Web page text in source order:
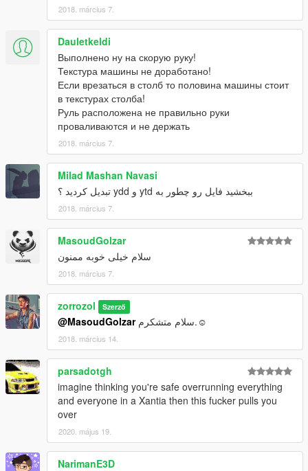
2018. március 7.
Dauletkeldi
Выполнено ну на скорую руку!
Текстура машины не доработано!
Если врезаться в столб то половина машины стоит
в текстурах столба!
Руль расположена не правильно руки
проваливаются и не держать
2018. március 7.
Milad Mashan Navasi
ببخشید فایل رو چطور به ytd و ydd تبدیل کردید ؟
2018. március 7.
MasoudGolzar
سلام خیلی خوبه ممنون
2018. március 7.
zorrozol Szerző
@MasoudGolzar سلام متشکرم.☺
2018. március 14.
parsadotgh
imagine thinking you're safe overrunning everything
and everyone in a Xantia then this fucker pulls you
over
2020. május 19.
NarimanE3D